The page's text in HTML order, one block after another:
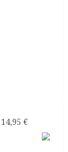
14,95 €